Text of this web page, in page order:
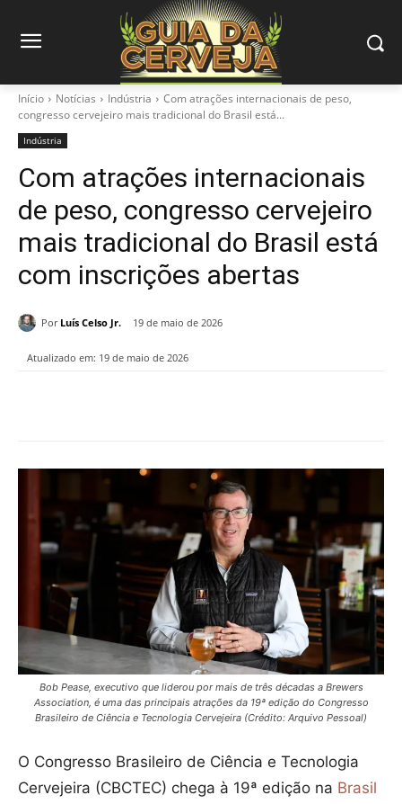
Início Notícias Indústria
Com atrações internacionais de peso,
congresso cervejeiro mais tradicional do Brasil está...
Indústria
Com atrações internacionais
de peso, congresso cervejeiro
mais tradicional do Brasil está
com inscrições abertas
Por Luís Celso Jr. 19 de maio de 2026
Atualizado em: 19 de maio de 2026
Bob Pease, executivo que liderou por mais de três décadas a Brewers
Association, é uma das principais atrações da 19ª edição do Congresso
Brasileiro de Ciência e Tecnologia Cervejeira (Crédito: Arquivo Pessoal)
O Congresso Brasileiro de Ciência e Tecnologia
Cervejeira (CBCTEC) chega à 19ª edição na Brasil